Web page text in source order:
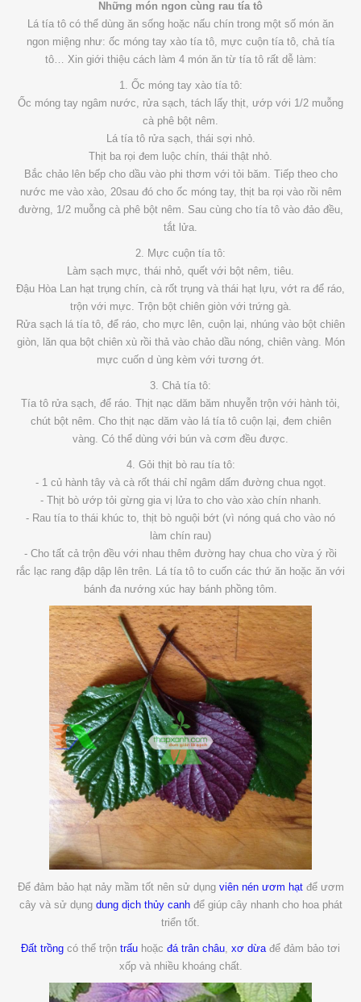
Những món ngon cùng rau tía tô
Lá tía tô có thể dùng ăn sống hoặc nấu chín trong một số món ăn
ngon miệng như: ốc móng tay xào tía tô, mực cuộn tía tô, chả tía
tô… Xin giới thiệu cách làm 4 món ăn từ tía tô rất dễ làm:
1. Ốc móng tay xào tía tô:
Ốc móng tay ngâm nước, rửa sạch, tách lấy thịt, ướp với 1/2 muỗng
cà phê bột nêm.
Lá tía tô rửa sạch, thái sợi nhỏ.
Thịt ba rọi đem luộc chín, thái thật nhỏ.
Bắc chảo lên bếp cho dầu vào phi thơm với tỏi băm. Tiếp theo cho
nước me vào xào, 20sau đó cho ốc móng tay, thịt ba rọi vào rồi nêm
đường, 1/2 muỗng cà phê bột nêm. Sau cùng cho tía tô vào đảo đều,
tắt lửa.
2. Mực cuộn tía tô:
Làm sạch mực, thái nhỏ, quết với bột nêm, tiêu.
Đậu Hòa Lan hạt trụng chín, cà rốt trụng và thái hạt lựu, vớt ra để ráo,
trộn với mực. Trộn bột chiên giòn với trứng gà.
Rửa sạch lá tía tô, để ráo, cho mực lên, cuộn lại, nhúng vào bột chiên
giòn, lăn qua bột chiên xù rồi thả vào chảo dầu nóng, chiên vàng. Món
mực cuốn d ùng kèm với tương ớt.
3. Chả tía tô:
Tía tô rửa sạch, để ráo. Thịt nạc dăm băm nhuyễn trộn với hành tỏi,
chút bột nêm. Cho thịt nạc dăm vào lá tía tô cuộn lại, đem chiên
vàng. Có thể dùng với bún và cơm đều được.
4. Gỏi thịt bò rau tía tô:
- 1 củ hành tây và cà rốt thái chỉ ngâm dấm đường chua ngọt.
- Thịt bò ướp tỏi gừng gia vị lửa to cho vào xào chín nhanh.
- Rau tía to thái khúc to, thịt bò nguội bớt (vì nóng quá cho vào nó
làm chín rau)
- Cho tất cả trộn đều với nhau thêm đường hay chua cho vừa ý rồi
rắc lạc rang đập dập lên trên. Lá tía tô to cuốn các thứ ăn hoặc ăn với
bánh đa nướng xúc hay bánh phồng tôm.
Để đảm bảo hạt nảy mầm tốt nên sử dụng viên nén ươm hạtđể ươm
cây và sử dụng dung dịch thủy canhđể giúp cây nhanh cho hoa phát
triển tốt.
Đất trồng có thể trộn trấu hoặc đá trân châu xơ dừa để đảm bảo tơi
xốp và nhiều khoáng chất.